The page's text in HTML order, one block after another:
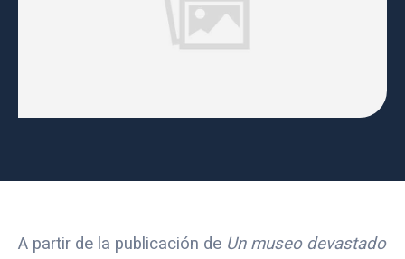
A partir de la publicación de Un museo devastado